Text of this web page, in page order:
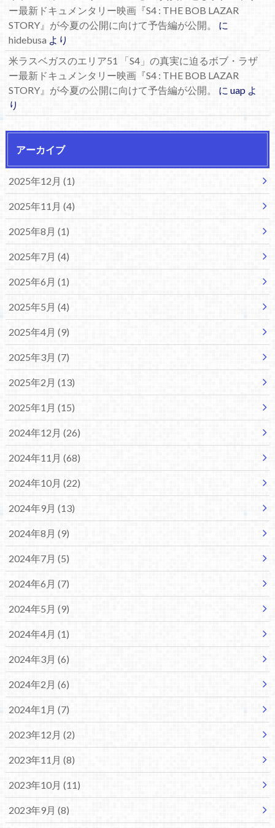
ー最新ドキュメンタリー映画『S4 : THE BOB LAZAR
STORY』が今夏の公開に向けて予告編が公開。
に
hidebusaより
米ラスベガスのエリア51 「S4」の真実に迫るボブ・ラザ
ー最新ドキュメンタリー映画『S4 : THE BOB LAZAR
STORY』が今夏の公開に向けて予告編が公開。
に uapよ
り
アーカイブ
2025年12月 (1)
2025年11月 (4)
2025年8月 (1)
2025年7月 (4)
2025年6月 (1)
2025年5月 (4)
2025年4月 (9)
2025年3月 (7)
2025年2月 (13)
2025年1月 (15)
2024年12月 (26)
2024年11月 (68)
2024年10月 (22)
2024年9月 (13)
2024年8月 (9)
2024年7月 (5)
2024年6月 (7)
2024年5月 (9)
2024年4月 (1)
2024年3月 (6)
2024年2月 (6)
2024年1月 (7)
2023年12月 (2)
2023年11月 (8)
2023年10月 (11)
2023年9月 (8)